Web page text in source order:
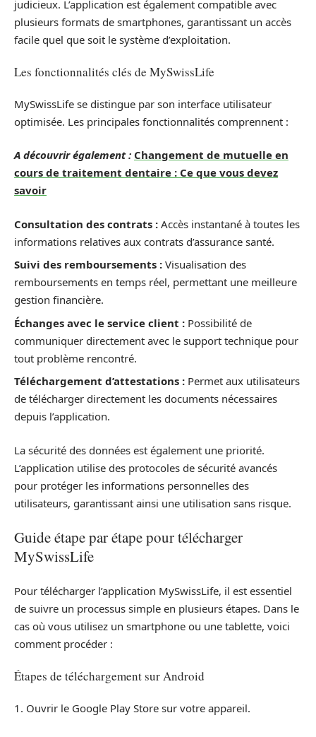
judicieux. L’application est également compatible avec
plusieurs formats de smartphones, garantissant un accès
facile quel que soit le système d’exploitation.
Les fonctionnalités clés de MySwissLife
MySwissLife se distingue par son interface utilisateur
optimisée. Les principales fonctionnalités comprennent :
A découvrir également : Changement de mutuelle en
cours de traitement dentaire : Ce que vous devez
savoir
Consultation des contrats : Accès instantané à toutes les
informations relatives aux contrats d’assurance santé.
Suivi des remboursements : Visualisation des
remboursements en temps réel, permettant une meilleure
gestion financière.
Échanges avec le service client : Possibilité de
communiquer directement avec le support technique pour
tout problème rencontré.
Téléchargement d’attestations : Permet aux utilisateurs
de télécharger directement les documents nécessaires
depuis l’application.
La sécurité des données est également une priorité.
L’application utilise des protocoles de sécurité avancés
pour protéger les informations personnelles des
utilisateurs, garantissant ainsi une utilisation sans risque.
Guide étape par étape pour télécharger
MySwissLife
Pour télécharger l’application MySwissLife, il est essentiel
de suivre un processus simple en plusieurs étapes. Dans le
cas où vous utilisez un smartphone ou une tablette, voici
comment procéder :
Étapes de téléchargement sur Android
1. Ouvrir le Google Play Store sur votre appareil.